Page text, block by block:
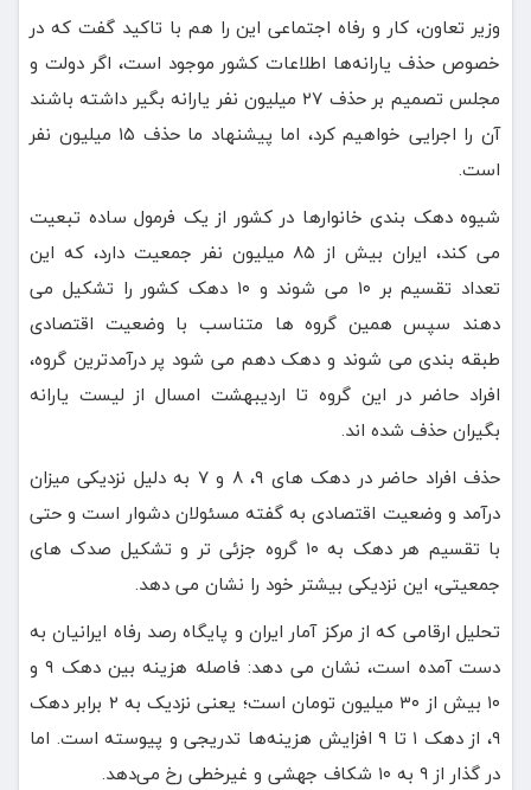
وزیر تعاون، کار و رفاه اجتماعی این را هم با تاکید گفت که در
خصوص حذف یارانه‌ها اطلاعات کشور موجود است، اگر دولت و
مجلس تصمیم بر حذف ۲۷ میلیون نفر یارانه بگیر داشته باشند
آن را اجرایی خواهیم کرد، اما پیشنهاد ما حذف ۱۵ میلیون نفر
است.
شیوه دهک بندی خانوارها در کشور از یک فرمول ساده تبعیت
می کند، ایران بیش از ۸۵ میلیون نفر جمعیت دارد، که این
تعداد تقسیم بر ۱۰ می شوند و ۱۰ دهک کشور را تشکیل می
دهند سپس همین گروه ها متناسب با وضعیت اقتصادی
طبقه بندی می شوند و دهک دهم می شود پر درآمدترین گروه،
افراد حاضر در این گروه تا اردیبهشت امسال از لیست یارانه
بگیران حذف شده اند.
حذف افراد حاضر در دهک های ۹، ۸ و ۷ به دلیل نزدیکی میزان
درآمد و وضعیت اقتصادی به گفته مسئولان دشوار است و حتی
با تقسیم هر دهک به ۱۰ گروه جزئی تر و تشکیل صدک های
جمعیتی، این نزدیکی بیشتر خود را نشان می دهد.
تحلیل ارقامی که از مرکز آمار ایران و پایگاه رصد رفاه ایرانیان به
دست آمده است، نشان می دهد: فاصله هزینه بین دهک ۹ و
۱۰ بیش از ۳۰ میلیون تومان است؛ یعنی نزدیک به ۲ برابر دهک
۹، از دهک ۱ تا ۹ افزایش هزینه‌ها تدریجی و پیوسته است. اما
در گذار از ۹ به ۱۰ شکاف جهشی و غیرخطی رخ می‌دهد.